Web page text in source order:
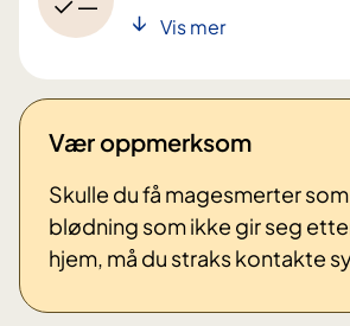
Vis mer
Vær oppmerksom
Skulle du få magesmerter
blødning som ikke gir seg
hjem, må du straks kontakte